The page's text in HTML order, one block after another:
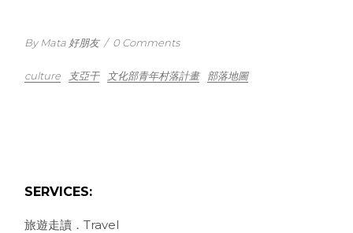
By Mata 好朋友 / 0 Comments
culture 支亞干 文化部青年村落計畫 部落地圖
SERVICES:
旅遊走讀．Travel